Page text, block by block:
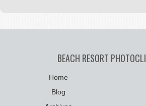
BEACH RESORT
Home
Blog